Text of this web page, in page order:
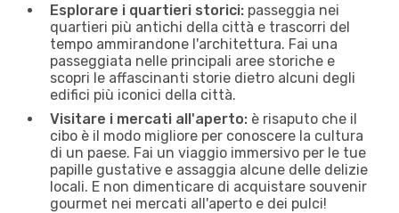
Esplorare i quartieri storici: passeggia nei
quartieri più antichi della città e trascorri del
tempo ammirandone l'architettura. Fai una
passeggiata nelle principali aree storiche e
scopri le affascinanti storie dietro alcuni degli
edifici più iconici della città.
Visitare i mercati all'aperto: è risaputo che il
cibo è il modo migliore per conoscere la cultura
di un paese. Fai un viaggio immersivo per le tue
papille gustative e assaggia alcune delle delizie
locali. E non dimenticare di acquistare souvenir
gourmet nei mercati all'aperto e dei pulci!